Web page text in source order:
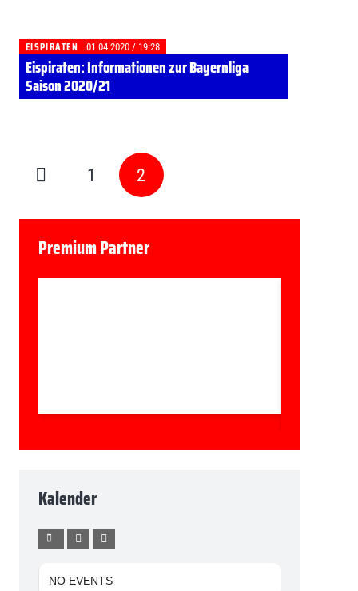
EISPIRATEN 01.04.2020 / 19:28
Eispiraten: Informationen zur Bayernliga
Saison 2020/21
1 2
Premium Partner
Kalender
NO EVENTS